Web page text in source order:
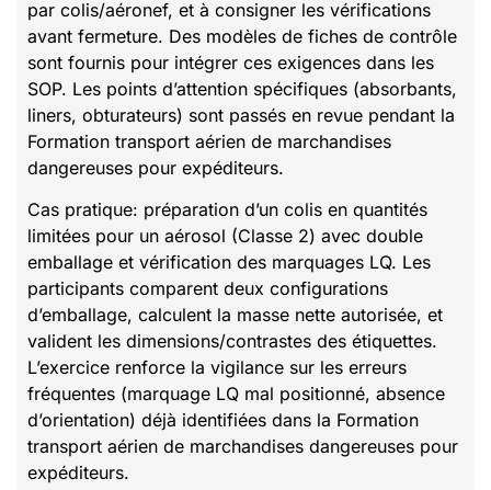
par colis/aéronef, et à consigner les vérifications
avant fermeture. Des modèles de fiches de contrôle
sont fournis pour intégrer ces exigences dans les
SOP. Les points d’attention spécifiques (absorbants,
liners, obturateurs) sont passés en revue pendant la
Formation transport aérien de marchandises
dangereuses pour expéditeurs.
Cas pratique: préparation d’un colis en quantités
limitées pour un aérosol (Classe 2) avec double
emballage et vérification des marquages LQ. Les
participants comparent deux configurations
d’emballage, calculent la masse nette autorisée, et
valident les dimensions/contrastes des étiquettes.
L’exercice renforce la vigilance sur les erreurs
fréquentes (marquage LQ mal positionné, absence
d’orientation) déjà identifiées dans la Formation
transport aérien de marchandises dangereuses pour
expéditeurs.